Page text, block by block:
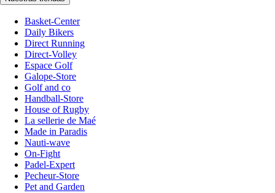
Basket-Center
Daily Bikers
Direct Running
Direct-Volley
Espace Golf
Galope-Store
Golf and co
Handball-Store
House of Rugby
La sellerie de Maé
Made in Paradis
Nauti-wave
On-Fight
Padel-Expert
Pecheur-Store
Pet and Garden